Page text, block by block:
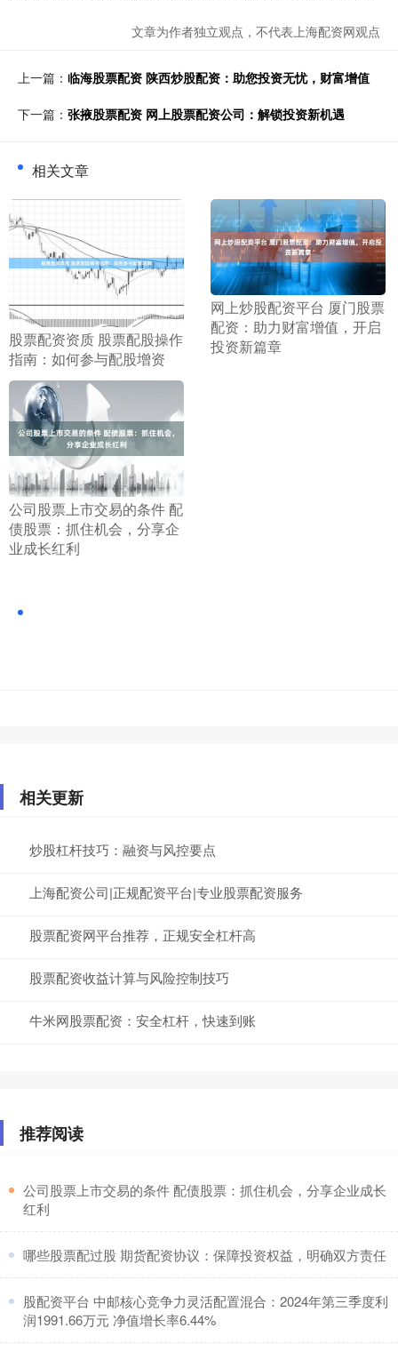
文章为作者独立观点，不代表上海配资网观点
上一篇： 临海股票配资 陕西炒股配资：助您投资无忧，财富增值
下一篇： 张掖股票配资 网上股票配资公司：解锁投资新机遇
相关文章
​股票配资资质 股票配股操作
指南：如何参与配股增资
​网上炒股配资平台 厦门股票
配资：助力财富增值，开启
投资新篇章
​公司股票上市交易的条件 配
债股票：抓住机会，分享企
业成长红利
相关更新
炒股杠杆技巧：融资与风控要点
上海配资公司|正规配资平台|专业股票配资服务
股票配资网平台推荐，正规安全杠杆高
股票配资收益计算与风险控制技巧
牛米网股票配资：安全杠杆，快速到账
推荐阅读
​公司股票上市交易的条件 配债股票：抓住机会，分享企业成长
红利
​哪些股票配过股 期货配资协议：保障投资权益，明确双方责任
​股配资平台 中邮核心竞争力灵活配置混合：2024年第三季度利
润1991.66万元 净值增长率6.44%